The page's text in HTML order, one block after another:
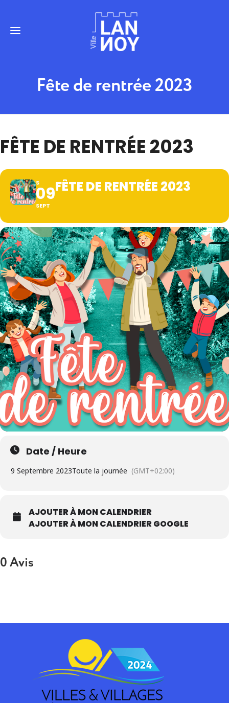
Fête de rentrée 2023
FÊTE DE RENTRÉE 2023
S
09
SEPT
FÊTE DE RENTRÉE 2023
Date / Heure
9 Septembre 2023Toute la journée (GMT+02:00)
AJOUTER À MON CALENDRIER
AJOUTER À MON CALENDRIER GOOGLE
0 Avis